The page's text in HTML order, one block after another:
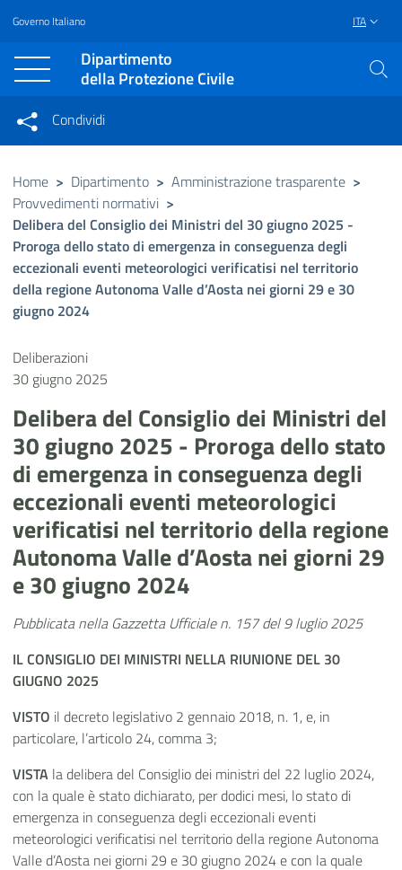
Vai al contenuto principale
Raggiungi il piè di pagina
Governo Italiano ITA
Dipartimento
della Protezione Civile
Condividi su Facebook
Condividi su Twitter
Condividi su LinkedIn
Condividi
Condividi sui social network
Home > Dipartimento > Amministrazione trasparente >
Provvedimenti normativi >
Delibera del Consiglio dei Ministri del 30 giugno 2025 -
Proroga dello stato di emergenza in conseguenza degli
eccezionali eventi meteorologici verificatisi nel territorio
della regione Autonoma Valle d’Aosta nei giorni 29 e 30
giugno 2024
Deliberazioni
30 giugno 2025
Delibera del Consiglio dei Ministri del
30 giugno 2025 - Proroga dello stato
di emergenza in conseguenza degli
eccezionali eventi meteorologici
verificatisi nel territorio della regione
Autonoma Valle d’Aosta nei giorni 29
e 30 giugno 2024
Pubblicata nella Gazzetta Ufficiale n. 157 del 9 luglio 2025
IL CONSIGLIO DEI MINISTRI NELLA RIUNIONE DEL 30
GIUGNO 2025
VISTO il decreto legislativo 2 gennaio 2018, n. 1, e, in
particolare, l’articolo 24, comma 3;
VISTA la delibera del Consiglio dei ministri del 22 luglio 2024,
con la quale è stato dichiarato, per dodici mesi, lo stato di
emergenza in conseguenza degli eccezionali eventi
meteorologici verificatisi nel territorio della regione Autonoma
Valle d’Aosta nei giorni 29 e 30 giugno 2024 e con la quale